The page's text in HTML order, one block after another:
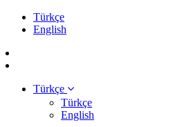
Türkçe
English
Türkçe
Türkçe
English